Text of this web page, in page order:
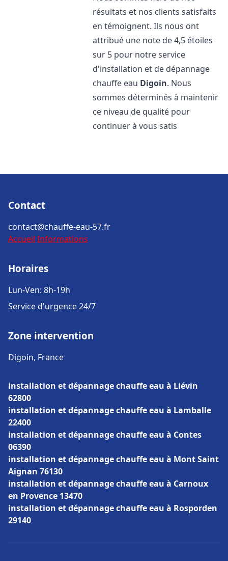
résultats et nos clients satisfaits
en témoignent. Ils nous ont
attribué une note de 4,5 étoiles
sur 5 pour notre service
d'installation et de dépannage
chauffe eau Digoin. Nous
sommes déterminés à maintenir
ce niveau de qualité pour
continuer à vous satis
Contact
contact@chauffe-eau-57.fr
Accueil Informations
Horaires
Lun-Ven: 8h-19h
Service d'urgence 24/7
Zone intervention
Digoin, France
installation et dépannage chauffe eau à Liévin
62800
installation et dépannage chauffe eau à Lamballe
22400
installation et dépannage chauffe eau à Contes
06390
installation et dépannage chauffe eau à Mont Saint
Aignan 76130
installation et dépannage chauffe eau à Carnoux
en Provence 13470
installation et dépannage chauffe eau à Rosporden
29140